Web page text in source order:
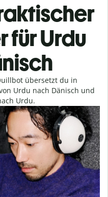
für Urdu
übersetzt du in
Urdu nach Dänisch und
Urdu.